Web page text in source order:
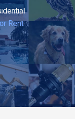
Rent